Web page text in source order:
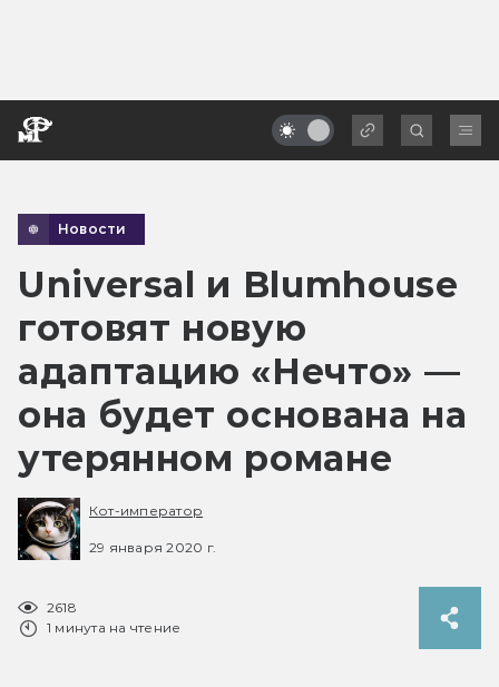
Новости
Universal и Blumhouse
готовят новую
адаптацию «Нечто» —
она будет основана на
утерянном романе
Кот-император
29 января 2020 г.
2618
1 минута на чтение